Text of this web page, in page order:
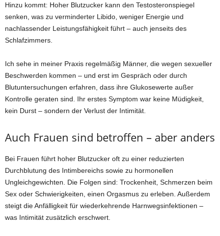
Hinzu kommt: Hoher Blutzucker kann den Testosteronspiegel
senken, was zu verminderter Libido, weniger Energie und
nachlassender Leistungsfähigkeit führt – auch jenseits des
Schlafzimmers.
Ich sehe in meiner Praxis regelmäßig Männer, die wegen sexueller
Beschwerden kommen – und erst im Gespräch oder durch
Blutuntersuchungen erfahren, dass ihre Glukosewerte außer
Kontrolle geraten sind. Ihr erstes Symptom war keine Müdigkeit,
kein Durst – sondern der Verlust der Intimität.
Auch Frauen sind betroffen – aber anders
Bei Frauen führt hoher Blutzucker oft zu einer reduzierten
Durchblutung des Intimbereichs sowie zu hormonellen
Ungleichgewichten. Die Folgen sind: Trockenheit, Schmerzen beim
Sex oder Schwierigkeiten, einen Orgasmus zu erleben. Außerdem
steigt die Anfälligkeit für wiederkehrende Harnwegsinfektionen –
was Intimität zusätzlich erschwert.